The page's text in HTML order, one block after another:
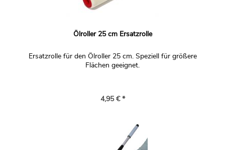
Ölroller 25 cm Ersatzrolle
Ersatzrolle für den Ölroller 25 cm. Speziell für größere
Flächen geeignet.
4,95 € *